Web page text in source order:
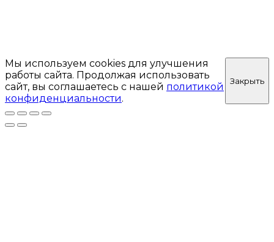
Мы используем cookies для улучшения
работы сайта. Продолжая использовать
сайт, вы соглашаетесь с нашей политикой
конфиденциальности.
Закрыть